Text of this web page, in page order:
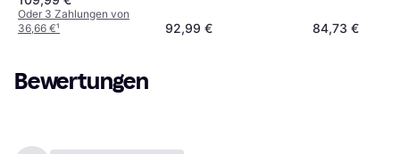
Schwarz
Oder 3 Zahlungen von
36,66 €¹ 92,99 € 84,73 €
Bewertungen